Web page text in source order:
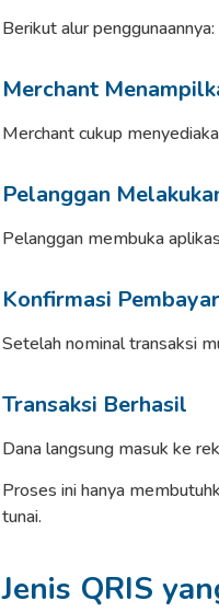
Berikut alur penggunaannya:
Merchant
Merchant cukup
Pelanggan
Pelanggan membuka
Konfirmasi
Setelah nominal transaksi
Transaksi Berhasil
Dana langsung masuk ke
Proses ini hanya
tunai.
Jenis QRIS